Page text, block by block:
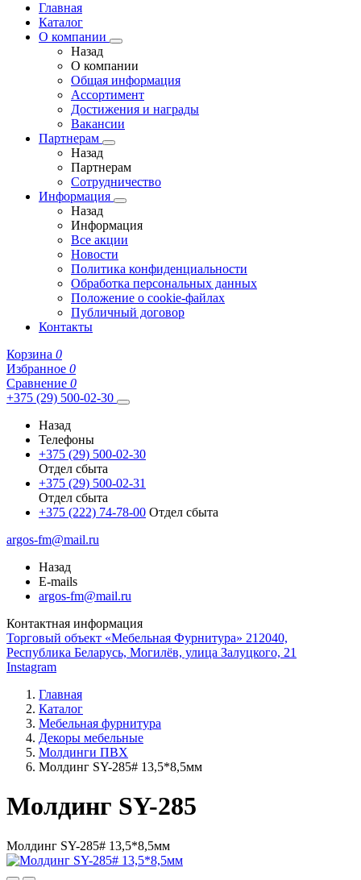
Главная
Каталог
О компании
Назад
О компании
Общая информация
Ассортимент
Достижения и награды
Вакансии
Партнерам
Назад
Партнерам
Сотрудничество
Информация
Назад
Информация
Все акции
Новости
Политика конфиденциальности
Обработка персональных данных
Положение о cookie-файлах
Публичный договор
Контакты
Корзина 0
Избранное 0
Сравнение 0
+375 (29) 500-02-30
Назад
Телефоны
+375 (29) 500-02-30
Отдел сбыта
+375 (29) 500-02-31
Отдел сбыта
+375 (222) 74-78-00 Отдел сбыта
argos-fm@mail.ru
Назад
E-mails
argos-fm@mail.ru
Контактная информация
Торговый объект «Мебельная Фурнитура» 212040,
Республика Беларусь, Могилёв, улица Залуцкого, 21
Instagram
Главная
Каталог
Мебельная фурнитура
Декоры мебельные
Молдинги ПВХ
Молдинг SY-285# 13,5*8,5мм
Молдинг SY-285
Молдинг SY-285# 13,5*8,5мм